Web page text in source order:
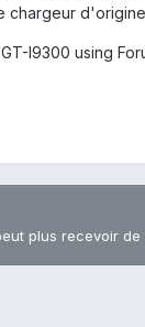
chargeur
I9300 using
plus recevoir de